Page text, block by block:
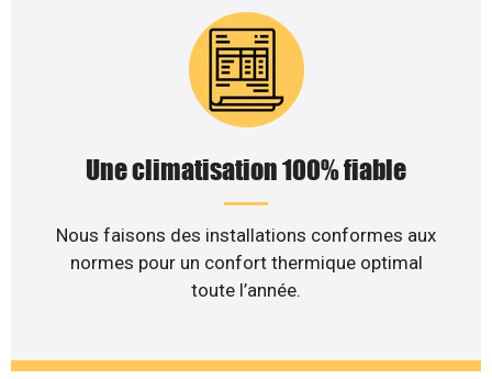
Une climatisation 100% fiable
Nous faisons des installations conformes aux
normes pour un confort thermique optimal
toute l’année.